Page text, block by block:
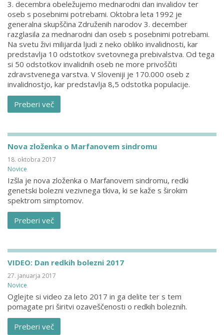
3. decembra obeležujemo mednarodni dan invalidov ter
oseb s posebnimi potrebami. Oktobra leta 1992 je
generalna skupščina Združenih narodov 3. december
razglasila za mednarodni dan oseb s posebnimi potrebami.
Na svetu živi milijarda ljudi z neko obliko invalidnosti, kar
predstavlja 10 odstotkov svetovnega prebivalstva. Od tega
si 50 odstotkov invalidnih oseb ne more privoščiti
zdravstvenega varstva. V Sloveniji je 170.000 oseb z
invalidnostjo, kar predstavlja 8,5 odstotka populacije.
Preberi več
Nova zloženka o Marfanovem sindromu
18. oktobra 2017
Novice
Izšla je nova zloženka o Marfanovem sindromu, redki
genetski bolezni vezivnega tkiva, ki se kaže s širokim
spektrom simptomov.
Preberi več
VIDEO: Dan redkih bolezni 2017
27. januarja 2017
Novice
Oglejte si video za leto 2017 in ga delite ter s tem
pomagate pri širitvi ozaveščenosti o redkih boleznih.
Preberi več